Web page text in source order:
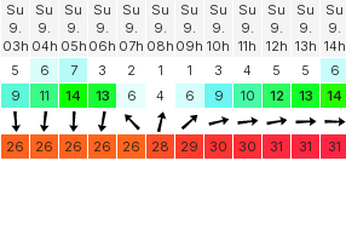
Su
9.
03h
Su
9.
04h
Su
9.
05h
Su
9.
06h
Su
9.
07h
Su
9.
08h
Su
9.
09h
Su
9.
10h
Su
9.
11h
Su
9.
12h
Su
9.
13h
Su
9.
14h
5
6 7 3 2 1 1 3 4 5 5 6
9
11 14 13 6 4 6 9 10 12 13 14
26 26 26 26 26 28 29 30 30 31 31 31